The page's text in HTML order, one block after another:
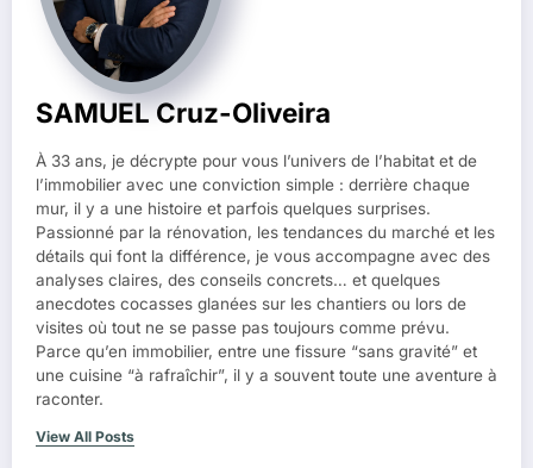
SAMUEL Cruz-Oliveira
À 33 ans, je décrypte pour vous l’univers de l’habitat et de
l’immobilier avec une conviction simple : derrière chaque
mur, il y a une histoire et parfois quelques surprises.
Passionné par la rénovation, les tendances du marché et les
détails qui font la différence, je vous accompagne avec des
analyses claires, des conseils concrets… et quelques
anecdotes cocasses glanées sur les chantiers ou lors de
visites où tout ne se passe pas toujours comme prévu.
Parce qu’en immobilier, entre une fissure “sans gravité” et
une cuisine “à rafraîchir”, il y a souvent toute une aventure à
raconter.
View All Posts